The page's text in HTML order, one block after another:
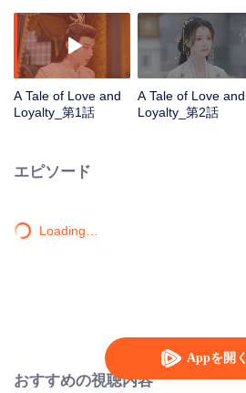
Appを開く
A Tale of Love and
Loyalty_第1話
A Tale of Love and
Loyalty_第2話
エピソード
Loading…
おすすめの視聴内容